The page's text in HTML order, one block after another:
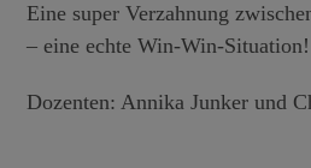
Eine super Verzahnung
– eine echte Win-Win-Situation!
Dozenten: Annika Junker und